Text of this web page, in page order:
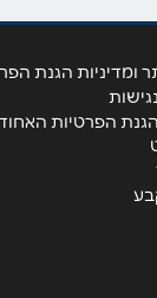
ומדיניות הגנת
הגנת הפרטיות